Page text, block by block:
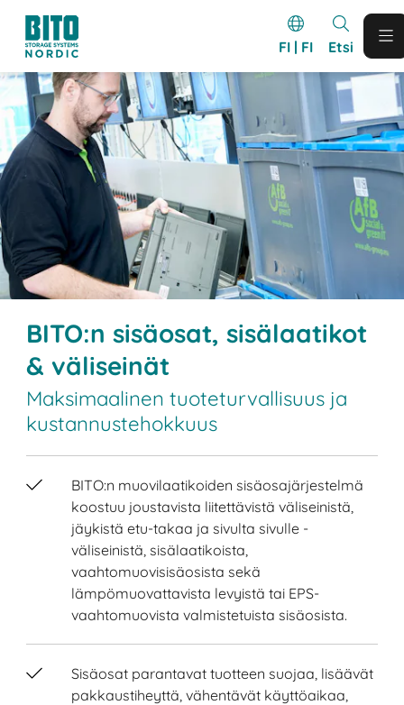
FI | FI Etsi
BITO:n sisäosat, sisälaatikot
& väliseinät
Maksimaalinen tuoteturvallisuus ja
kustannustehokkuus
BITO:n muovilaatikoiden sisäosajärjestelmä
koostuu joustavista liitettävistä väliseinistä,
jäykistä etu-takaa ja sivulta sivulle -
väliseinistä, sisälaatikoista,
vaahtomuovisisäosista sekä
lämpömuovattavista levyistä tai EPS-
vaahtomuovista valmistetuista sisäosista.
Sisäosat parantavat tuotteen suojaa, lisäävät
pakkaustiheyttä, vähentävät käyttöaikaa,